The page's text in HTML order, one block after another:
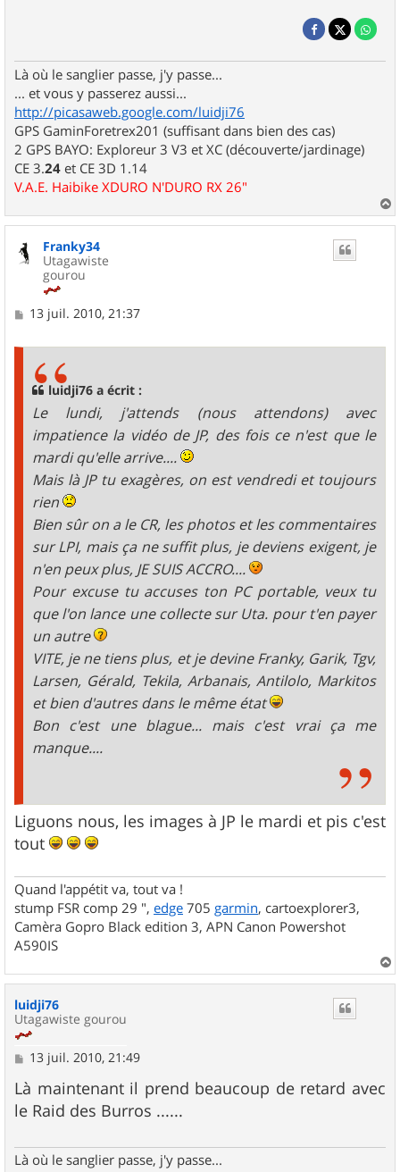
Là où le sanglier passe, j'y passe...
... et vous y passerez aussi...
http://picasaweb.google.com/luidji76
GPS GaminForetrex201 (suffisant dans bien des cas)
2 GPS BAYO: Exploreur 3 V3 et XC (découverte/jardinage)
CE 3.24 et CE 3D 1.14
V.A.E. Haibike XDURO N'DURO RX 26"
a
u
Franky34
Utagawiste
gourou
M13 juil. 2010, 21:37
luidji76 a écrit :
Le lundi, j'attends (nous attendons) avec
impatience la vidéo de JP, des fois ce n'est que le
mardi qu'elle arrive....
Mais là JP tu exagères, on est vendredi et toujours
rien
Bien sûr on a le CR, les photos et les commentaires
sur LPI, mais ça ne suffit plus, je deviens exigent, je
n'en peux plus, JE SUIS ACCRO....
Pour excuse tu accuses ton PC portable, veux tu
que l'on lance une collecte sur Uta. pour t'en payer
un autre
VITE, je ne tiens plus, et je devine Franky, Garik, Tgv,
Larsen, Gérald, Tekila, Arbanais, Antilolo, Markitos
et bien d'autres dans le même état
Bon c'est une blague... mais c'est vrai ça me
manque....
Liguons nous, les images à JP le mardi et pis c'est
tout
Quand l'appétit va, tout va !
stump FSR comp 29 ", edge 705 garmin, cartoexplorer3,
Camèra Gopro Black edition 3, APN Canon Powershot
A590IS
a
luidji76
Utagawiste gourou
M
s
s
a
13 juil. 2010, 21:49
Là maintenant il prend beaucoup de retard avec
le Raid des Burros ......
Là où le sanglier passe, j'y passe...